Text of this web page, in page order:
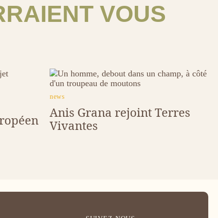
VOUS
Image
tags
news
Anis Grana rejoint Terres
Vivantes